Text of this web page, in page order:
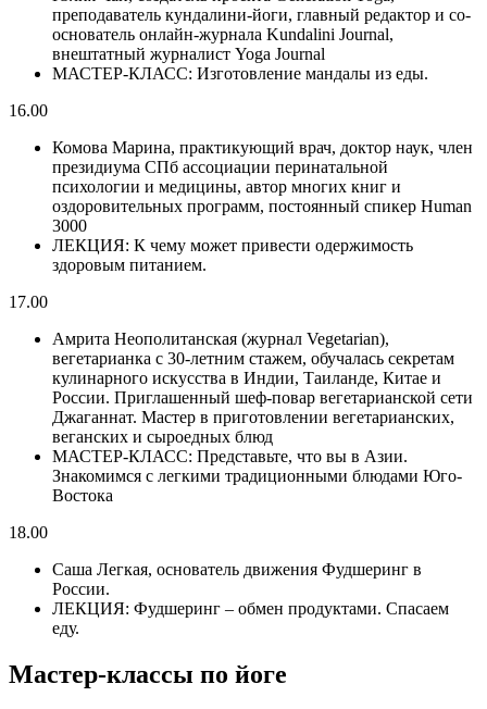
преподаватель кундалини-йоги, главный редактор и со-
основатель онлайн-журнала Kundalini Journal,
внештатный журналист Yoga Journal
МАСТЕР-КЛАСС: Изготовление мандалы из еды.
16.00
Комова Марина, практикующий врач, доктор наук, член
президиума СПб ассоциации перинатальной
психологии и медицины, автор многих книг и
оздоровительных программ, постоянный спикер Human
3000
ЛЕКЦИЯ: К чему может привести одержимость
здоровым питанием.
17.00
Амрита Неополитанская (журнал Vegetarian),
вегетарианка с 30-летним стажем, обучалась секретам
кулинарного искусства в Индии, Таиланде, Китае и
России. Приглашенный шеф-повар вегетарианской сети
Джаганнат. Мастер в приготовлении вегетарианских,
веганских и сыроедных блюд
МАСТЕР-КЛАСС: Представьте, что вы в Азии.
Знакомимся с легкими традиционными блюдами Юго-
Востока
18.00
Саша Легкая, основатель движения Фудшеринг в
России.
ЛЕКЦИЯ: Фудшеринг – обмен продуктами. Спасаем
еду.
Мастер-классы по йоге